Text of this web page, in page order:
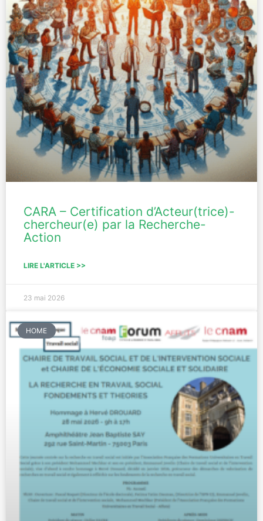
CARA – Certification d’Acteur(trice)-
chercheur(e) par la Recherche-
Action
LIRE L'ARTICLE >>
23 mai 2026
HOME